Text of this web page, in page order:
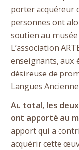
porter acquéreur
personnes ont
soutien au
L’association
enseignants, aux
désireuse de
Langues
Au total, les
ont apporté au
apport qui a
acquérir cette